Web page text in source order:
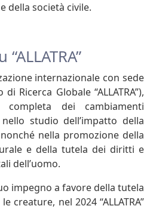
della società civile.
internazionale con sede
Ricerca Globale “ALLATRA”),
completa dei cambiamenti
studio dell’impatto della
nella promozione della
e della tutela dei diritti e
dell’uomo.
impegno a favore della tutela
creature, nel 2024 “ALLATRA”